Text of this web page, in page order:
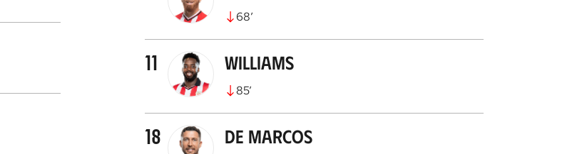
68’
11 Williams
85’
18 De Marcos